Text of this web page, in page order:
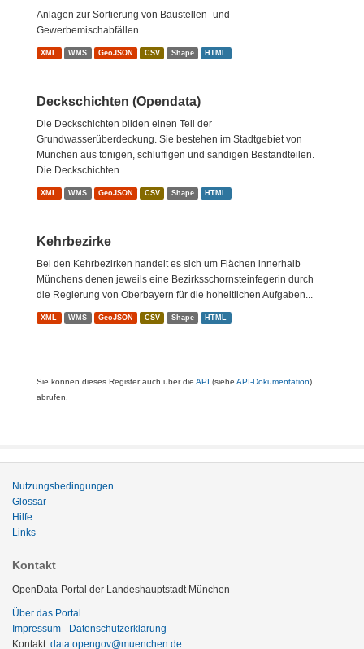
Anlagen zur Sortierung von Baustellen- und
Gewerbemischabfällen
XML WMS GeoJSON CSV Shape HTML
Deckschichten (Opendata)
Die Deckschichten bilden einen Teil der
Grundwasserüberdeckung. Sie bestehen im Stadtgebiet von
München aus tonigen, schluffigen und sandigen Bestandteilen.
Die Deckschichten...
XML WMS GeoJSON CSV Shape HTML
Kehrbezirke
Bei den Kehrbezirken handelt es sich um Flächen innerhalb
Münchens denen jeweils eine Bezirksschornsteinfegerin durch
die Regierung von Oberbayern für die hoheitlichen Aufgaben...
XML WMS GeoJSON CSV Shape HTML
Sie können dieses Register auch über die API (siehe API-Dokumentation)
abrufen.
Nutzungsbedingungen
Glossar
Hilfe
Links
Kontakt
OpenData-Portal der Landeshauptstadt München
Über das Portal
Impressum - Datenschutzerklärung
Kontakt: data.opengov@muenchen.de